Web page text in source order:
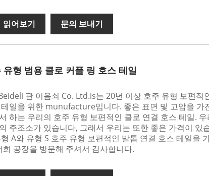
읽어보기 문의 보내기
유형 범용 클로 커플 링 호스 테일
관 이음쇠 Co. Ltd.is는 20년 이상 호주 유형 보편적
일을 위한 munufacture입니다. 좋은 표면 및 고압을 가
하는 우리의 호주 유형 보편적인 클로 연결 호스 테일.
주조소가 있습니다, 그래서 우리는 또한 좋은 가격이 있
A와 유형 S 호주 유형 보편적인 발톱 연결 호스 테일을
희 공장을 방문해 주셔서 감사합니다.